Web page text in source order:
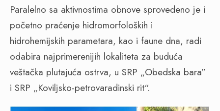
Paralelno sa aktivnostima obnove sprovedeno je i
početno praćenje hidromorfoloških i
hidrohemijskih parametara, kao i faune dna, radi
odabira najprimerenijih lokaliteta za buduća
veštačka plutajuća ostrva, u SRP „Obedska bara”
i SRP „Koviljsko-petrovaradinski rit“.